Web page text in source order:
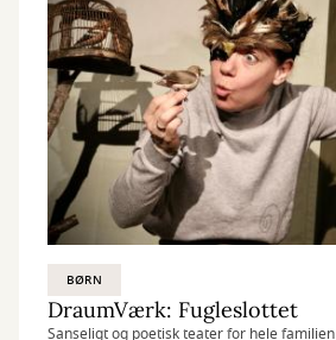
BØRN
DraumVærk: Fugleslottet
Sanseligt og poetisk teater for hele familien